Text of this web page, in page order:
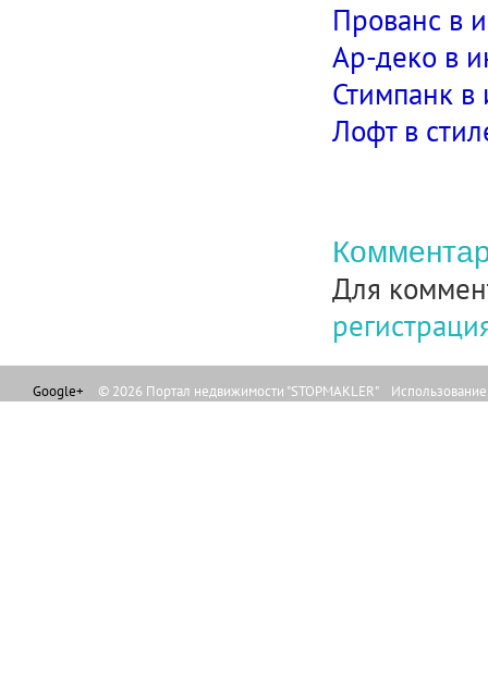
Прованс в
Ар-деко в
Стимпанк в
Лофт в
Для
Google+ © 2026 Портал недвижимости "STOPMAKLER"